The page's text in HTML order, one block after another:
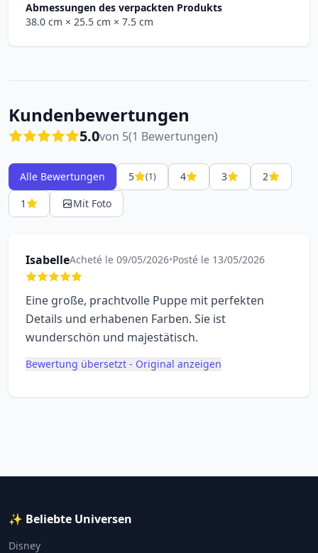
Abmessungen des verpackten Produkts
38.0 cm × 25.5 cm × 7.5 cm
Kundenbewertungen
5.0von 5(1 Bewertungen)
Alle Bewertungen 5 (1) 4 3
2
1
Mit Foto
IsabelleAcheté le 09/05/2026•Posté le 13/05/2026
Eine große, prachtvolle Puppe mit perfekten
Details und erhabenen Farben. Sie ist
wunderschön und majestätisch.
Bewertung übersetzt - Original anzeigen
✨ Beliebte Universen
Disney